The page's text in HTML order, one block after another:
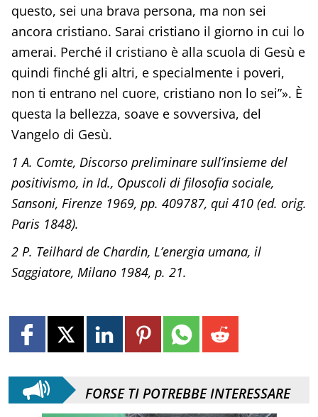
questo, sei una brava persona, ma non sei
ancora cristiano. Sarai cristiano il giorno in cui lo
amerai. Perché il cristiano è alla scuola di Gesù e
quindi finché gli altri, e specialmente i poveri,
non ti entrano nel cuore, cristiano non lo sei”». È
questa la bellezza, soave e sovversiva, del
Vangelo di Gesù.
1 A. Comte, Discorso preliminare sull’insieme del
positivismo, in Id., Opuscoli di filosofia sociale,
Sansoni, Firenze 1969, pp. 409787, qui 410 (ed. orig.
Paris 1848).
2 P. Teilhard de Chardin, L’energia umana, il
Saggiatore, Milano 1984, p. 21.
FORSE TI POTREBBE INTERESSARE